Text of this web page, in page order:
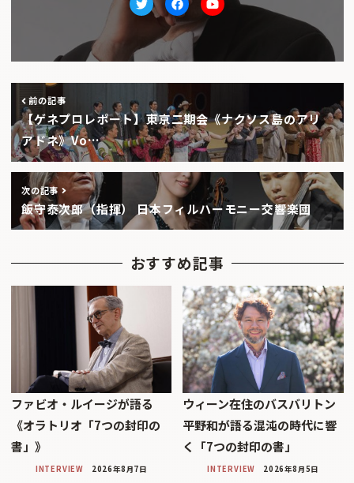
TwitterfacebookYoutube
前の記事
【ゲネプロレポート】東京二期会《ナクソス島のアリ
アドネ》Vo…
次の記事
飯守泰次郎（指揮） 日本フィルハーモニー交響楽団
おすすめ記事
ファビオ・ルイージが語る
《オラトリオ「7つの封印の
書」》
INTERVIEW 2026年8月7日
ウィーン在住のバスバリトン
平野和が語る混沌の時代に響
く「7つの封印の書」
INTERVIEW 2026年8月5日